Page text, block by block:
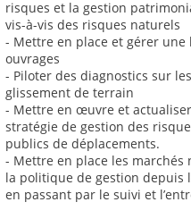
risques et la gestion
vis-à-vis des risques naturels
- Mettre en place et gérer une
ouvrages
- Piloter des diagnostics sur
glissement de terrain
- Mettre en œuvre et
stratégie de gestion des
publics de déplacements.
- Mettre en place les marchés
la politique de gestion depuis
en passant par le suivi et